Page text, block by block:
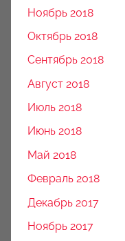
Ноябрь 2018
Октябрь 2018
Сентябрь 2018
Август 2018
Июль 2018
Июнь 2018
Май 2018
Февраль 2018
Декабрь 2017
Ноябрь 2017